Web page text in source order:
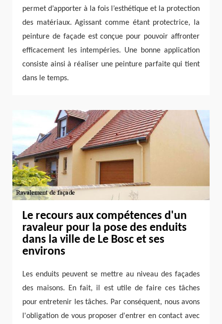
permet d’apporter à la fois l’esthétique et la protection
des matériaux. Agissant comme étant protectrice, la
peinture de façade est conçue pour pouvoir affronter
efficacement les intempéries. Une bonne application
consiste ainsi à réaliser une peinture parfaite qui tient
dans le temps.
Le recours aux compétences d'un
ravaleur pour la pose des enduits
dans la ville de Le Bosc et ses
environs
Les enduits peuvent se mettre au niveau des façades
des maisons. En fait, il est utile de faire ces tâches
pour entretenir les tâches. Par conséquent, nous avons
l'obligation de vous proposer d'entrer en contact avec